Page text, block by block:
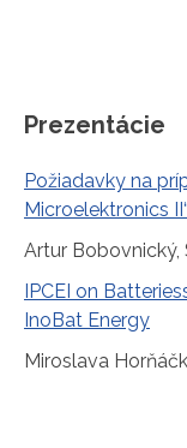
Prezentácie
Požiadavky na
Microelektronics II“
Artur Bobovnický,
IPCEI on
InoBat Energy
Miroslava